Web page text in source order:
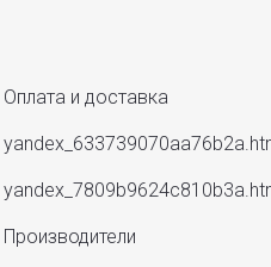
Оплата и доставка
Производители